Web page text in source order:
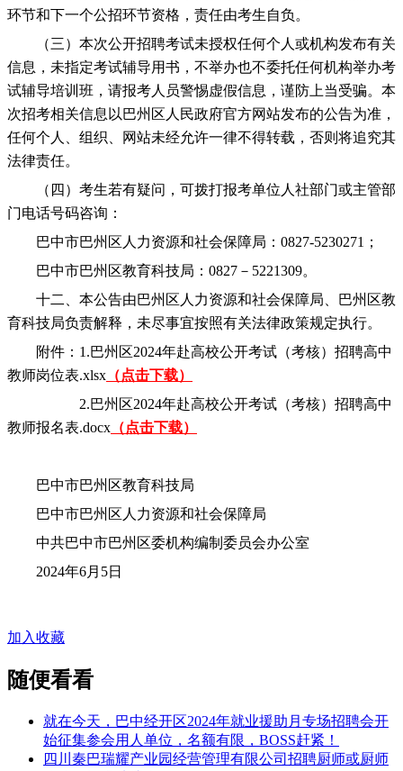
环节和下一个公招环节资格，责任由考生自负。
（三）本次公开招聘考试未授权任何个人或机构发布有关
信息，未指定考试辅导用书，不举办也不委托任何机构举办考
试辅导培训班，请报考人员警惕虚假信息，谨防上当受骗。本
次招考相关信息以巴州区人民政府官方网站发布的公告为准，
任何个人、组织、网站未经允许一律不得转载，否则将追究其
法律责任。
（四）考生若有疑问，可拨打报考单位人社部门或主管部
门电话号码咨询：
巴中市巴州区人力资源和社会保障局：0827-5230271；
巴中市巴州区教育科技局：0827－5221309。
十二、本公告由巴州区人力资源和社会保障局、巴州区教
育科技局负责解释，未尽事宜按照有关法律政策规定执行。
附件：1.巴州区2024年赴高校公开考试（考核）招聘高中
教师岗位表.xlsx （点击下载）
2.巴州区2024年赴高校公开考试（考核）招聘高中
教师报名表.docx （点击下载）
巴中市巴州区教育科技局
巴中市巴州区人力资源和社会保障局
中共巴中市巴州区委机构编制委员会办公室
2024年6月5日
加入收藏
随便看看
就在今天，巴中经开区2024年就业援助月专场招聘会开
始征集参会用人单位，名额有限，BOSS赶紧！
四川秦巴瑞耀产业园经营管理有限公司招聘厨师或厨师